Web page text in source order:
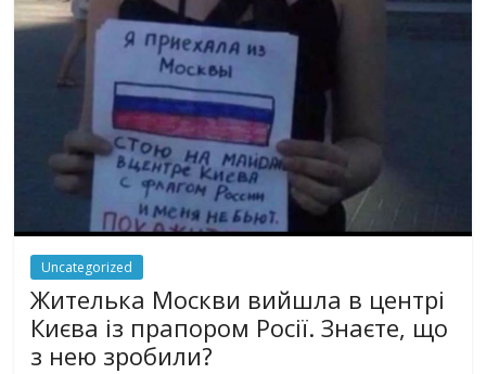
Uncategorized
Жителька Москви вийшла в центрі
Києва із прапором Росії. Знаєте, що
з нею зробили?